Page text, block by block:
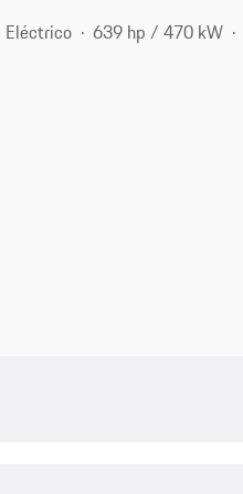
Eléctrico 639 hp / 470 kW